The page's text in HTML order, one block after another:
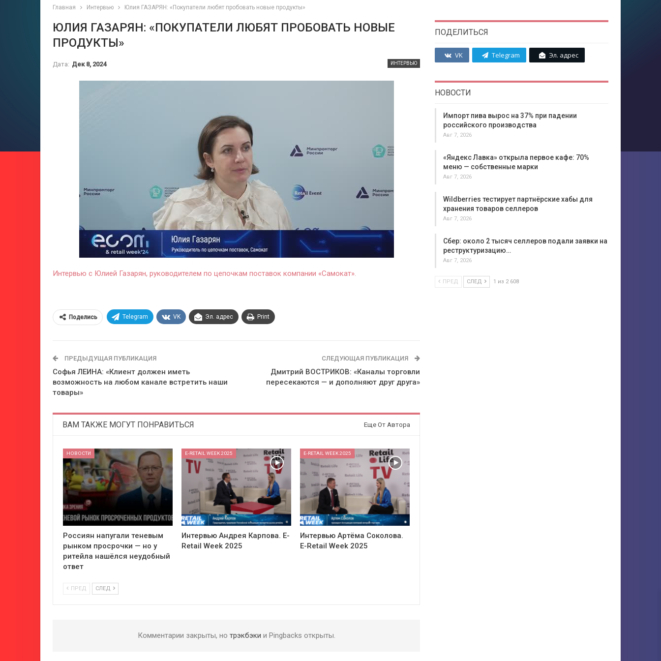
Главная Интервью Юлия ГАЗАРЯН: «Покупатели любят пробовать новые продукты»
ЮЛИЯ ГАЗАРЯН: «ПОКУПАТЕЛИ ЛЮБЯТ ПРОБОВАТЬ НОВЫЕ
ПРОДУКТЫ»
ИНТЕРВЬЮ
Дата: Дек 8, 2024
Интервью с Юлией Газарян, руководителем по цепочкам поставок компании «Самокат».
Поделись Telegram VK Эл. адрес Print
ПРЕДЫДУЩАЯ ПУБЛИКАЦИЯ
Софья ЛЕИНА: «Клиент должен иметь
возможность на любом канале встретить наши
товары»
СЛЕДУЮЩАЯ ПУБЛИКАЦИЯ
Дмитрий ВОСТРИКОВ: «Каналы торговли
пересекаются — и дополняют друг друга»
ВАМ ТАКЖЕ МОГУТ ПОНРАВИТЬСЯ Еще От Автора
НОВОСТИ
Россиян напугали теневым
рынком просрочки — но у
ритейла нашёлся неудобный
ответ
E-RETAIL WEEK 2025
Интервью Андрея Карпова. E-
Retail Week 2025
E-RETAIL WEEK 2025
Интервью Артёма Соколова.
E-Retail Week 2025
ПРЕД СЛЕД
Комментарии закрыты, но трэкбэки и Pingbacks открыты.
ПОДЕЛИТЬСЯ
VK Telegram Эл. адрес
НОВОСТИ
Импорт пива вырос на 37% при падении
российского производства
Авг 7, 2026
«Яндекс Лавка» открыла первое кафе: 70%
меню — собственные марки
Авг 7, 2026
Wildberries тестирует партнёрские хабы для
хранения товаров селлеров
Авг 7, 2026
Сбер: около 2 тысяч селлеров подали заявки на
реструктуризацию…
Авг 7, 2026
ПРЕД СЛЕД 1 из 2 608